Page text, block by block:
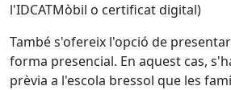
l'IDCATMòbil o certificat digital)
També s'ofereix l'opció de presentar
forma presencial. En aquest cas,
prèvia a l'escola bressol que les